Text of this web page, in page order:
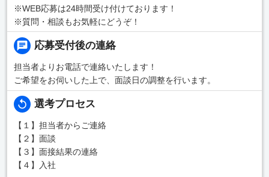
※WEB応募は24時間受け付けております！
※質問・相談もお気軽にどうぞ！
応募受付後の連絡
担当者よりお電話で連絡いたします！
ご希望をお伺いした上で、面談日の調整を行います。
選考プロセス
【１】担当者からご連絡
【２】面談
【３】面接結果の連絡
【４】入社